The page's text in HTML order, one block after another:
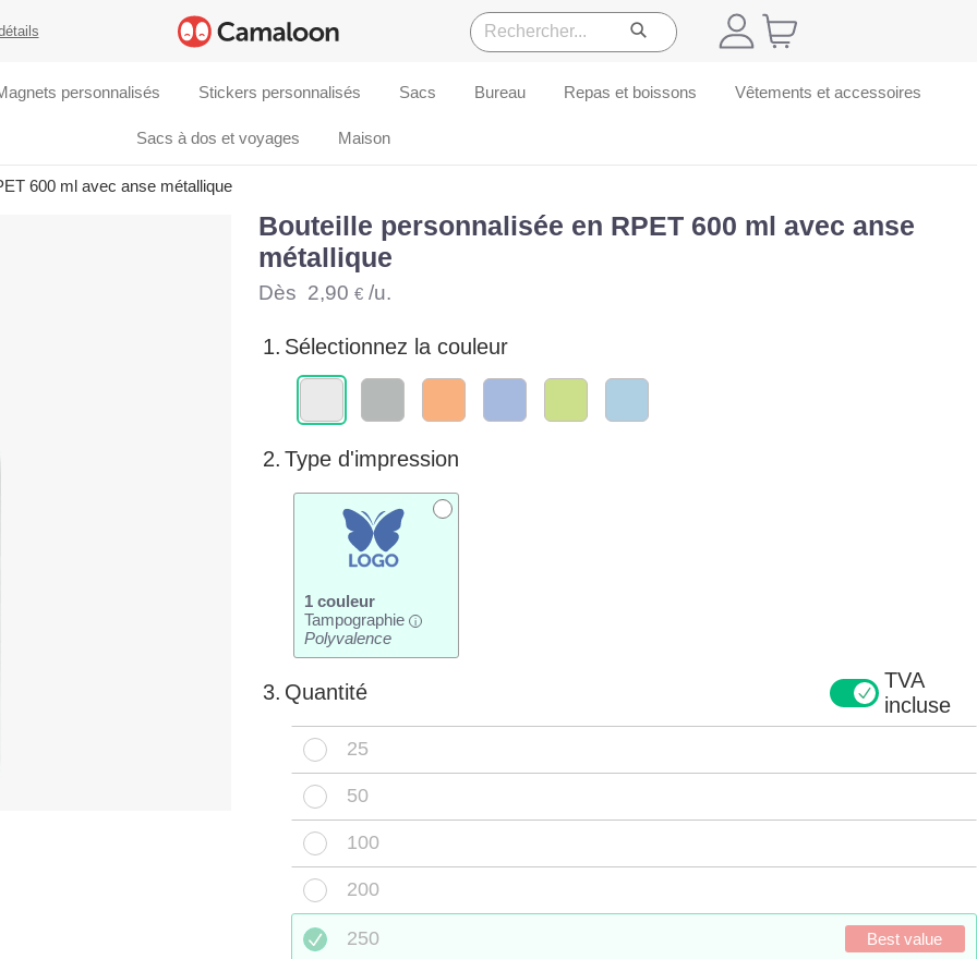
personnalisés Stickers personnalisés Sacs Bureau Repas et boissons Vêtements et accessoires
Sacs à dos et voyages Maison
600 ml avec anse métallique
Bouteille personnalisée en RPET 600 ml avec anse
métallique
Dès 2,90 €/u.
1. Sélectionnez la couleur
2. Type d'impression
1 couleur
Tampographie
i
Polyvalence
3. Quantité
TVA
incluse
25
50
100
200
250 Best value